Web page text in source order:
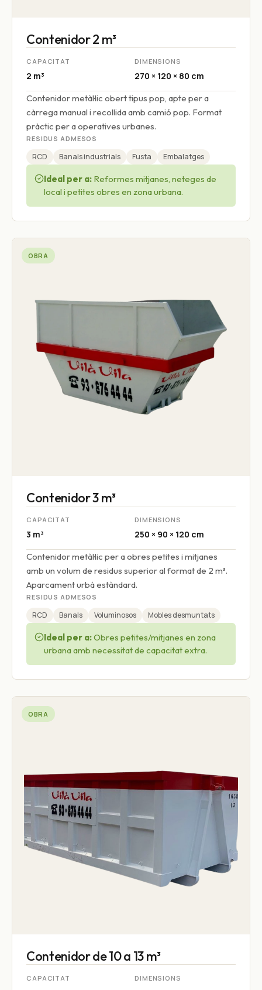
Contenidor 2 m³
CAPACITAT
2 m³
DIMENSIONS
270 × 120 × 80 cm
Contenidor metàl·lic obert tipus pop, apte per a
càrrega manual i recollida amb camió pop. Format
pràctic per a operatives urbanes.
RESIDUS ADMESOS
RCD Banals industrials Fusta Embalatges
Ideal per a: Reformes mitjanes, neteges de
local i petites obres en zona urbana.
OBRA
Contenidor 3 m³
CAPACITAT
3 m³
DIMENSIONS
250 × 90 × 120 cm
Contenidor metàl·lic per a obres petites i mitjanes
amb un volum de residus superior al format de 2 m³.
Aparcament urbà estàndard.
RESIDUS ADMESOS
RCD Banals Voluminosos Mobles desmuntats
Ideal per a:Obres petites/mitjanes en zona
urbana amb necessitat de capacitat extra.
OBRA
Contenidor de 10 a 13 m³
CAPACITAT DIMENSIONS